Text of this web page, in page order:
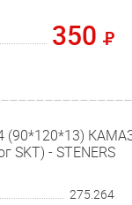
350
(90*120*13)
SKT) - STENERS
275.264